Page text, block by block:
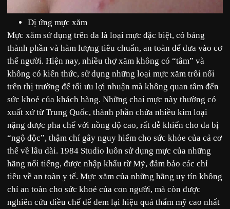
Dị ứng mực xăm
Mực xăm sử dụng trên da là loại mực đặc biệt, có bảng
thành phần và hàm lượng tiêu chuẩn, an toàn để đưa vào cơ
thể người. Hiện nay, nhiều thợ xăm không có “tâm” và
không có kiến thức, sử dụng những loại mực xăm trôi nổi
trên thị trường để tối ưu lợi nhuận mà không quan tâm đến
sức khoẻ của khách hàng. Những chai mực này thường có
xuất xứ từ Trung Quốc, thành phần chứa nhiều kim loại
nặng được pha chế với nồng độ cao, rất dễ khiến cho da bị
“ngộ độc”, thậm chí gây nguy hiểm cho sức khỏe của cả cơ
thể về lâu dài. 1984 Studio luôn sử dụng mực của những
hãng nổi tiếng, được nhập khẩu từ Mỹ, đảm bảo các chỉ
tiêu về an toàn y tế. Mực xăm của những hãng uy tín không
chỉ an toàn cho sức khoẻ của con người, mà còn được
nghiên cứu điều chế để đem lại hiệu quả thẩm mỹ cao nhất